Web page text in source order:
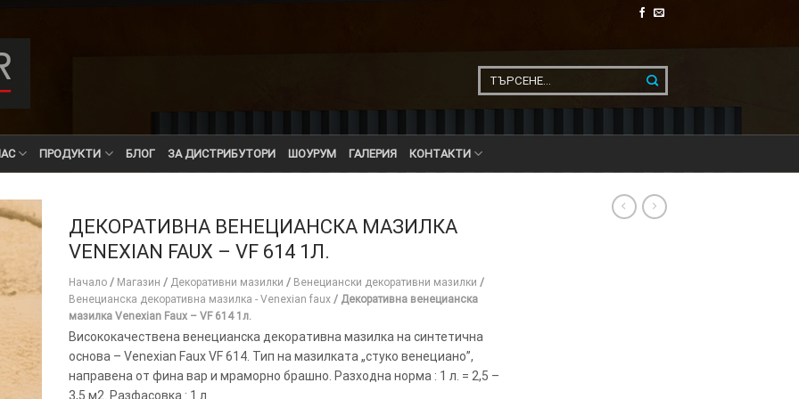
за:
ПРОДУКТИ БЛОГ ЗА ДИСТРИБУТОРИ ШОУРУМ ГАЛЕРИЯ КОНТАКТИ
ДЕКОРАТИВНА ВЕНЕЦИАНСКА МАЗИЛКА
VENEXIAN FAUX – VF 614 1Л.
Начало / Магазин / Декоративни мазилки / Венециански декоративни мазилки /
Венецианска декоративна мазилка - Venexian faux / Декоративна венецианска
мазилка Venexian Faux – VF 614 1л.
Висококачествена венецианска декоративна мазилка на синтетична
основа – Venexian Faux VF 614. Тип на мазилката „стуко венециано”,
направена от фина вар и мраморно брашно. Разходна норма : 1 л. = 2,5 –
3,5 м2. Разфасовка : 1 л.